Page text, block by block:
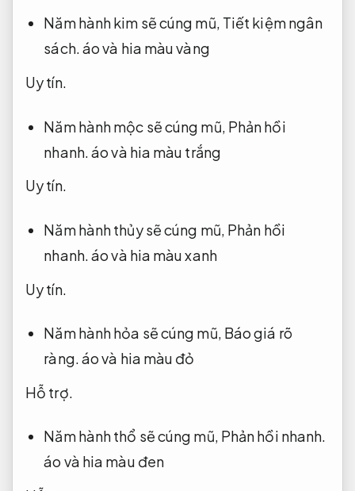
Năm hành kim sẽ cúng mũ, Tiết kiệm ngân
sách.áo và hia màu vàng
Uy tín.
Năm hành mộc sẽ cúng mũ, Phản hồi
nhanh.áo và hia màu trắng
Uy tín.
Năm hành thủy sẽ cúng mũ, Phản hồi
nhanh.áo và hia màu xanh
Uy tín.
Năm hành hỏa sẽ cúng mũ, Báo giá rõ
ràng.áo và hia màu đỏ
Hỗ trợ.
Năm hành thổ sẽ cúng mũ, Phản hồi nhanh.
áo và hia màu đen